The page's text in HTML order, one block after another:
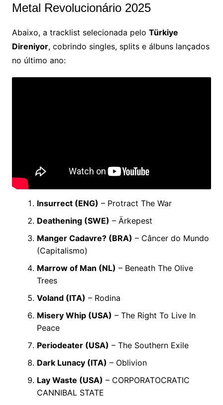
Metal Revolucionário 2025
Abaixo, a tracklist selecionada pelo Türkiye
Direniyor, cobrindo singles, splits e álbuns lançados
no último ano:
Insurrect (ENG) – Protract The War
Deathening (SWE) – Ärkepest
Manger Cadavre? (BRA) – Câncer do Mundo
(Capitalismo)
Marrow of Man (NL) – Beneath The Olive
Trees
Voland (ITA) – Rodina
Misery Whip (USA) – The Right To Live In
Peace
Periodeater (USA) – The Southern Exile
Dark Lunacy (ITA) – Oblivion
Lay Waste (USA) – CORPORATOCRATIC
CANNIBAL STATE